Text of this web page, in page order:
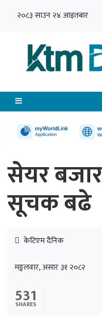
२०८३ साउन २४ आइतबार
सेयर
सूचक बढे
केटिएम दैनिक
मङ्गलवार, असार ३१ २०८२
531
SHARES